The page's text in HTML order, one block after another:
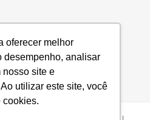
oferecer melhor
desempenho, analisar
nosso site e
utilizar este site, você
cookies.